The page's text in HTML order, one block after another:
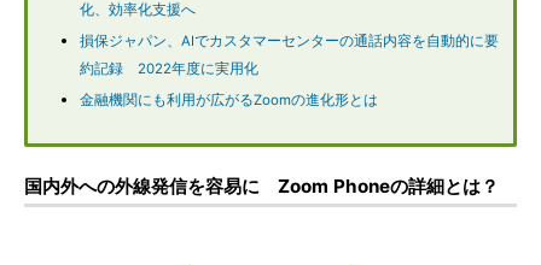
化、効率化支援へ
損保ジャパン、AIでカスタマーセンターの通話内容を自動的に要
約記録 2022年度に実用化
金融機関にも利用が広がるZoomの進化形とは
国内外への外線発信を容易に Zoom Phoneの詳細とは？